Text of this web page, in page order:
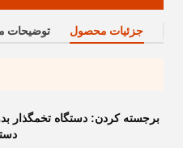
جزئیات محصول توضیحات
برجسته کردن: دستگاه تخمگذار